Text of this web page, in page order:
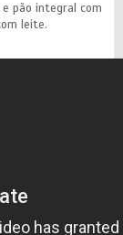
pão integral com
leite.